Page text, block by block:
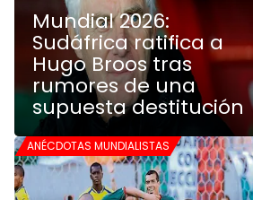
Mundial 2026:
Sudáfrica ratifica a
Hugo Broos tras
rumores de una
supuesta destitución
ANÉCDOTAS MUNDIALISTAS